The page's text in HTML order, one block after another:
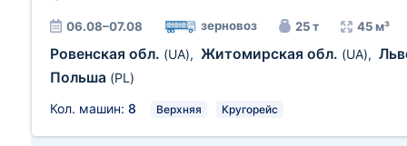
06.08–07.08 зерновоз 25 т 45 м³
Ровенская обл. (UA), Житомирская обл. (UA),
Польша (PL)
Кол. машин: 8 Верхняя Кругорейс